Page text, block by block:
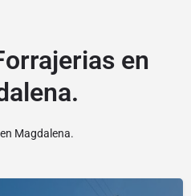
en
Magdalena.